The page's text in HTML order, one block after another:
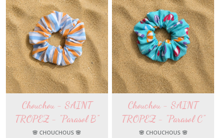
Chouchou - SAINT
TROPEZ - "Parasol B"
🌸 CHOUCHOUS 🌸
Chouchou - SAINT
TROPEZ - "Parasol C"
🌸 CHOUCHOUS 🌸